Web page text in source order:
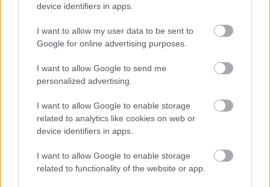
device identifiers in apps.
I want to allow my user data to be sent to
Google for online advertising purposes.
I want to allow Google to send me
personalized advertising.
I want to allow Google to enable storage
related to analytics like cookies on web or
device identifiers in apps.
I want to allow Google to enable storage
related to functionality of the website or app.
Το Minecraft έρχεται στο Nintendo Switch 2 όπως δεν το
έχετε ξαναδεί